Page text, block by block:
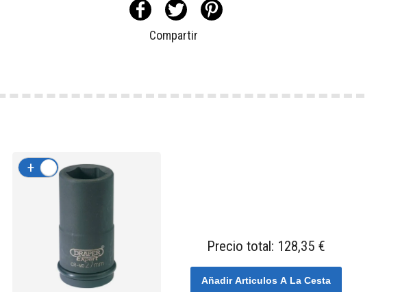
Compartir
+ -
Precio total: 128,35 €
Añadir Articulos A La Cesta